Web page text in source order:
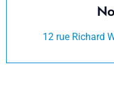
12 rue Richard